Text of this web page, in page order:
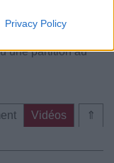
Privacy Policy
une partition au
⇑
Vidéos